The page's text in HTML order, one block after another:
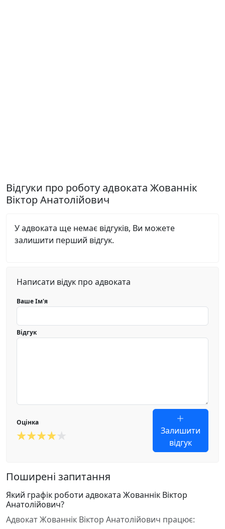
Відгуки про роботу адвоката Жованнік
Віктор Анатолійович
У адвоката ще немає відгуків, Ви можете
залишити перший відгук.
Написати відук про адвоката
Ваше Ім'я
Відгук
Оцінка
Залишити
відгук
Поширені запитання
Який графік роботи адвоката Жованнік Віктор
Анатолійович?
Адвокат Жованнік Віктор Анатолійович працює: